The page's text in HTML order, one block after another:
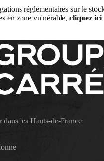
réglementaires sur le
en zone vulnérable, cliquez ici
dans les Hauts-de-France